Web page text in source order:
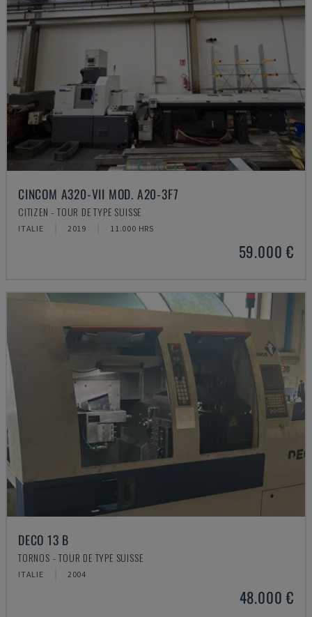
CINCOM A320-VII MOD. A20-3F7
CITIZEN - TOUR DE TYPE SUISSE
ITALIE 2019 11.000 HRS
59.000 €
DECO 13 B
TORNOS - TOUR DE TYPE SUISSE
ITALIE 2004
48.000 €